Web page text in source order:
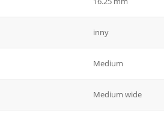
inny
Medium
Medium wide